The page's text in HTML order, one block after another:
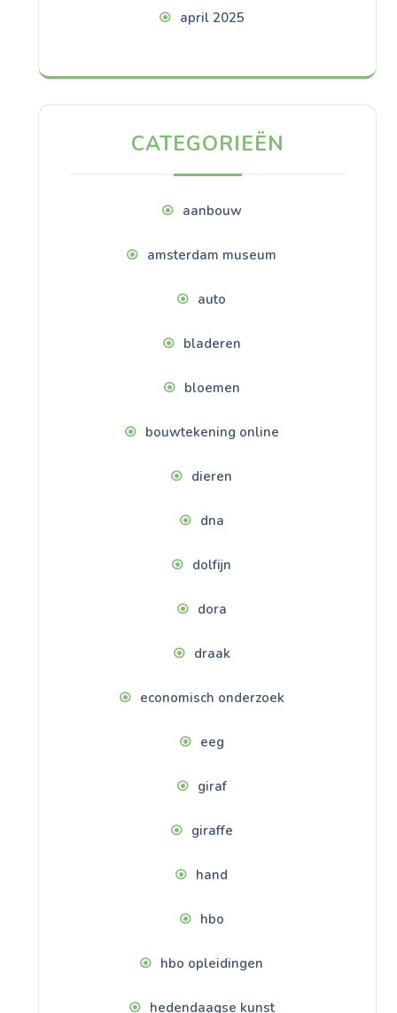
april 2025
CATEGORIEËN
aanbouw
amsterdam museum
auto
bladeren
bloemen
bouwtekening online
dieren
dna
dolfijn
dora
draak
economisch onderzoek
eeg
giraf
giraffe
hand
hbo
hbo opleidingen
hedendaagse kunst